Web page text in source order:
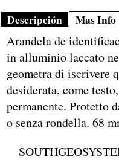
Descripción Mas Info
Arandela de
in alluminio laccato
geometra di iscrivere
desiderata, come
permanente. Protetto
o senza rondella. 68